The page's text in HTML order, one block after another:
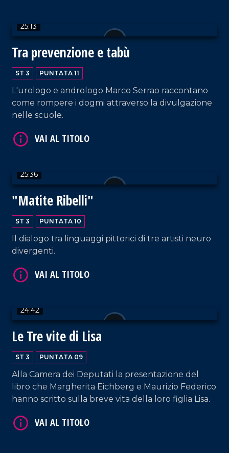
25:13
Tra prevenzione e tabù
ST 3 PUNTATA 11
L'urologo e andrologo Marco Serrao raccontano
come rompere i dogmi attraverso la divulgazione
nelle scuole.
25:36
"Matite Ribelli"
ST 3 PUNTATA 10
Il dialogo tra linguaggi pittorici di tre artisti neuro
divergenti.
VAI AL TITOLO
24:42
Le Tre vite di Lisa
ST 3 PUNTATA 09
Alla Camera dei Deputati la presentazione del
libro che Margherita Eichberg e Maurizio Federico
hanno scritto sulla breve vita della loro figlia Lisa.
VAI AL TITOLO
VAI AL TITOLO